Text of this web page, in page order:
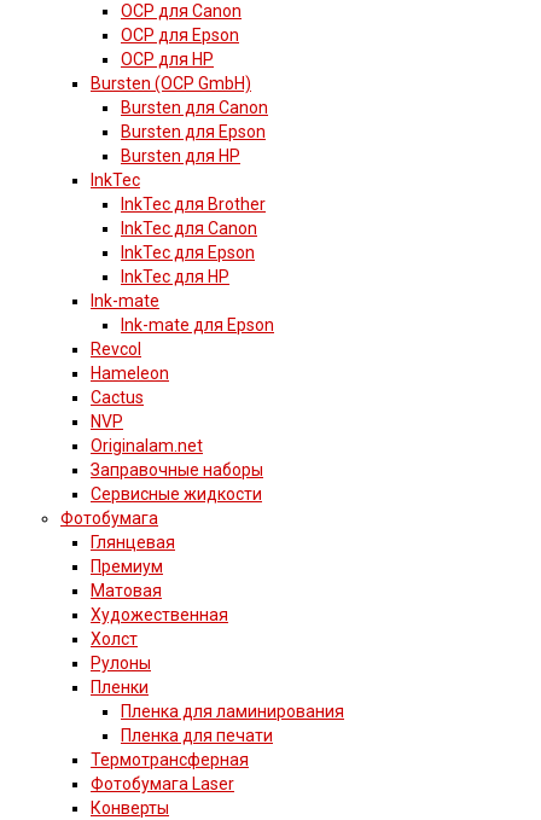
OCP для Canon
OCP для Epson
OCP для HP
Bursten (OCP GmbH)
Bursten для Canon
Bursten для Epson
Bursten для HP
InkTec
InkTec для Brother
InkTec для Canon
InkTec для Epson
InkTec для HP
Ink-mate
Ink-mate для Epson
Revcol
Hameleon
Cactus
NVP
Originalam.net
Заправочные наборы
Сервисные жидкости
Фотобумага
Глянцевая
Премиум
Матовая
Художественная
Холст
Рулоны
Пленки
Пленка для ламинирования
Пленка для печати
Термотрансферная
Фотобумага Laser
Конверты